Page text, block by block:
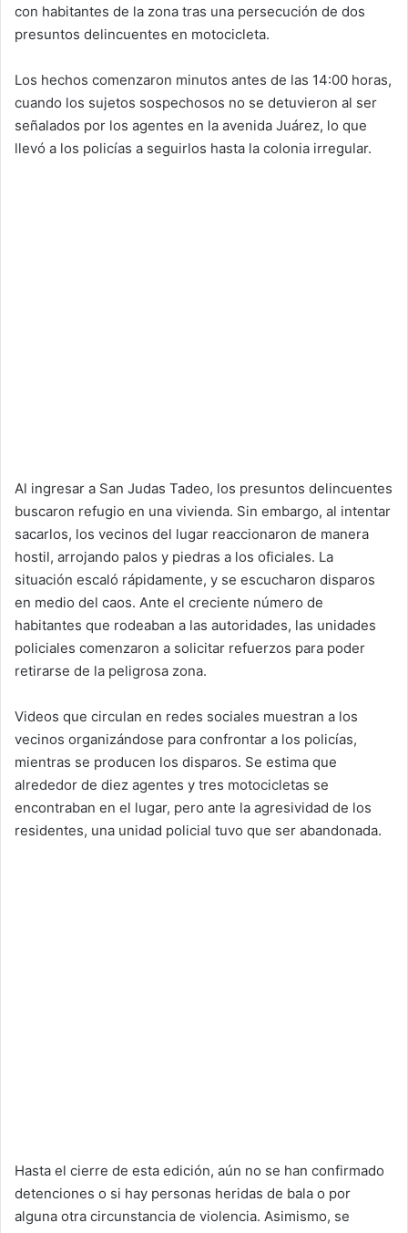
con habitantes de la zona tras una persecución de dos
presuntos delincuentes en motocicleta.
Los hechos comenzaron minutos antes de las 14:00 horas,
cuando los sujetos sospechosos no se detuvieron al ser
señalados por los agentes en la avenida Juárez, lo que
llevó a los policías a seguirlos hasta la colonia irregular.
Al ingresar a San Judas Tadeo, los presuntos delincuentes
buscaron refugio en una vivienda. Sin embargo, al intentar
sacarlos, los vecinos del lugar reaccionaron de manera
hostil, arrojando palos y piedras a los oficiales. La
situación escaló rápidamente, y se escucharon disparos
en medio del caos. Ante el creciente número de
habitantes que rodeaban a las autoridades, las unidades
policiales comenzaron a solicitar refuerzos para poder
retirarse de la peligrosa zona.
Videos que circulan en redes sociales muestran a los
vecinos organizándose para confrontar a los policías,
mientras se producen los disparos. Se estima que
alrededor de diez agentes y tres motocicletas se
encontraban en el lugar, pero ante la agresividad de los
residentes, una unidad policial tuvo que ser abandonada.
Hasta el cierre de esta edición, aún no se han confirmado
detenciones o si hay personas heridas de bala o por
alguna otra circunstancia de violencia. Asimismo, se